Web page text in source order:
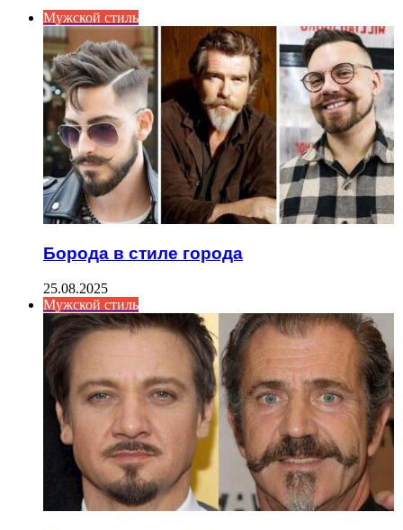
Мужской стиль
Борода в стиле города
25.08.2025
Мужской стиль